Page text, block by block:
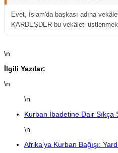
Evet, İslam'da başkası adına
KARDEŞDER bu vekâleti
\n
İlgili Yazılar:
\n
\n
Kurban İbadetine Dair Sıkça
\n
Afrika’ya Kurban Bağışı: